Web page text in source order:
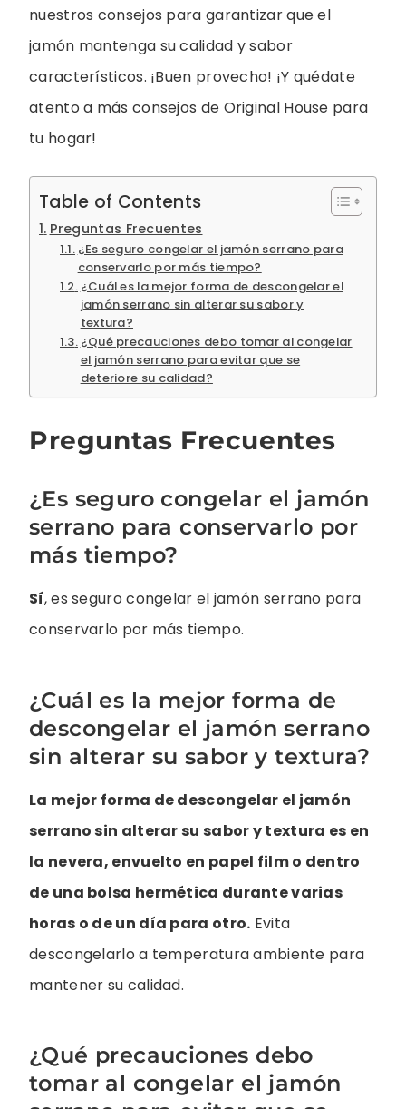
nuestros consejos para garantizar que el
jamón mantenga su calidad y sabor
característicos. ¡Buen provecho! ¡Y quédate
atento a más consejos de Original House para
tu hogar!
Table of Contents
Preguntas Frecuentes
¿Es seguro congelar el jamón serrano para
conservarlo por más tiempo?
¿Cuál es la mejor forma de descongelar el
jamón serrano sin alterar su sabor y
textura?
¿Qué precauciones debo tomar al congelar
el jamón serrano para evitar que se
deteriore su calidad?
Preguntas Frecuentes
¿Es seguro congelar el jamón
serrano para conservarlo por
más tiempo?
Sí, es seguro congelar el jamón serrano para
conservarlo por más tiempo.
¿Cuál es la mejor forma de
descongelar el jamón serrano
sin alterar su sabor y textura?
La mejor forma de descongelar el jamón
serrano sin alterar su sabor y textura es en
la nevera, envuelto en papel film o dentro
de una bolsa hermética durante varias
horas o de un día para otro. Evita
descongelarlo a temperatura ambiente para
mantener su calidad.
¿Qué precauciones debo
tomar al congelar el jamón